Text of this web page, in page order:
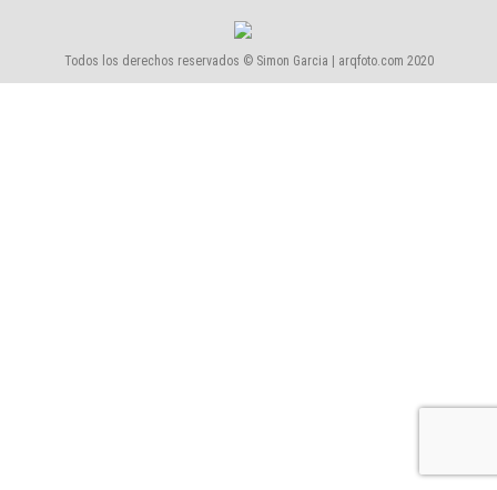
Todos los derechos reservados © Simon Garcia | arqfoto.com 2020